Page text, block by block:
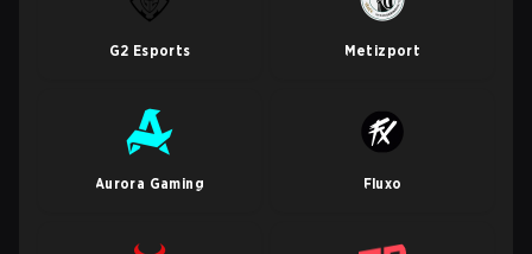
G2 Esports Metizport
Aurora Gaming Fluxo